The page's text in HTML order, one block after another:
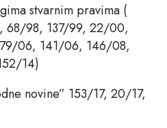
stvarnim pravima (
68/98, 137/99, 22/00,
06, 141/06, 146/08,
14)
novine” 153/17, 20/17,